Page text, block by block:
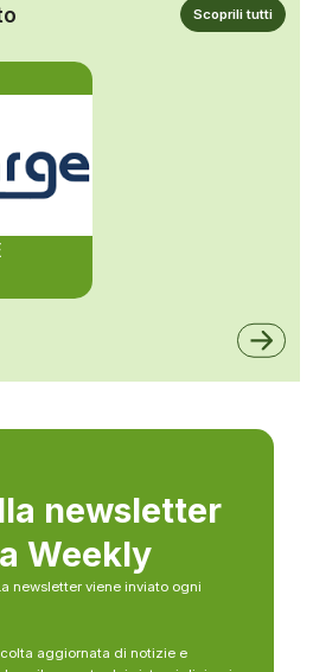
Scoprili tutti
newsletter
Weekly
newsletter viene inviato ogni
aggiornata di notizie e